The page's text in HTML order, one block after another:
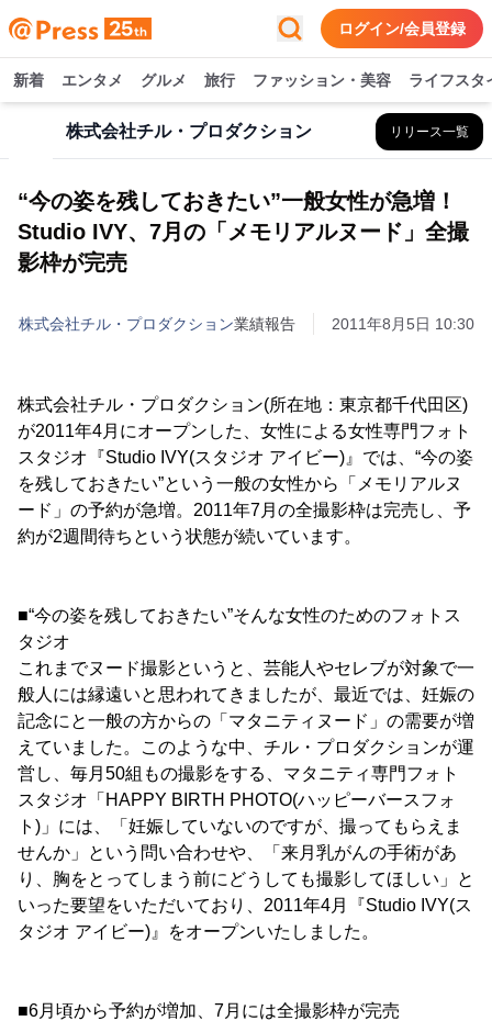
ログイン/会員登録
新着 エンタメ グルメ 旅行 ファッション・美容 ライフスタ
株式会社チル・プロダクション リリース一覧
“今の姿を残しておきたい”一般女性が急増！
Studio IVY、7月の「メモリアルヌード」全撮
影枠が完売
株式会社チル・プロダクション業績報告 2011年8月5日 10:30
株式会社チル・プロダクション(所在地：東京都千代田区)
が2011年4月にオープンした、女性による女性専門フォト
スタジオ『Studio IVY(スタジオ アイビー)』では、“今の姿
を残しておきたい”という一般の女性から「メモリアルヌ
ード」の予約が急増。2011年7月の全撮影枠は完売し、予
約が2週間待ちという状態が続いています。
■“今の姿を残しておきたい”そんな女性のためのフォトス
タジオ
これまでヌード撮影というと、芸能人やセレブが対象で一
般人には縁遠いと思われてきましたが、最近では、妊娠の
記念にと一般の方からの「マタニティヌード」の需要が増
えていました。このような中、チル・プロダクションが運
営し、毎月50組もの撮影をする、マタニティ専門フォト
スタジオ「HAPPY BIRTH PHOTO(ハッピーバースフォ
ト)」には、「妊娠していないのですが、撮ってもらえま
せんか」という問い合わせや、「来月乳がんの手術があ
り、胸をとってしまう前にどうしても撮影してほしい」と
いった要望をいただいており、2011年4月『Studio IVY(ス
タジオ アイビー)』をオープンいたしました。
■6月頃から予約が増加、7月には全撮影枠が完売